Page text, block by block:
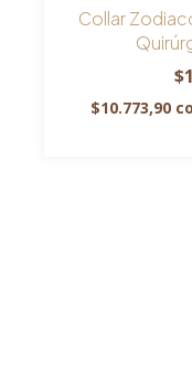
Collar
$10.773,90